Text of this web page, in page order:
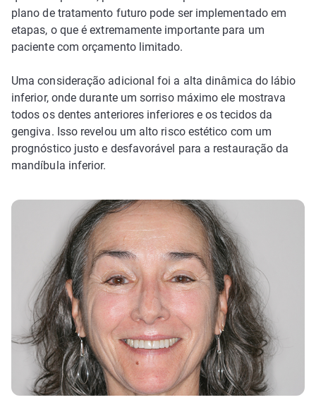
plano de tratamento futuro pode ser implementado em
etapas, o que é extremamente importante para um
paciente com orçamento limitado.
Uma consideração adicional foi a alta dinâmica do lábio
inferior, onde durante um sorriso máximo ele mostrava
todos os dentes anteriores inferiores e os tecidos da
gengiva. Isso revelou um alto risco estético com um
prognóstico justo e desfavorável para a restauração da
mandíbula inferior.